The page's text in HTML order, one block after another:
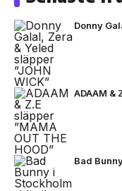
Donny
ADAAM &
Bad